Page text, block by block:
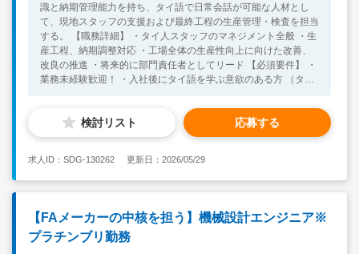
識と納期管理能力を持ち、タイ語で日常会話が可能な人材とし
て、現地スタッフの支援および最終工程の生産管理・検査を担当
する。 【職務詳細】 ・タイ人スタッフのマネジメント全般 ・生
産工程、納期調整対応 ・工場全体の生産性向上に向けた改善、
改良の推進 ・将来的に部門責任者としてリード 【必須要件】 ・
業務未経験歓迎！ ・入社後にタイ語を学ぶ意欲のある方 （タイ
び加工工程の知識をお持ちの方 ・ 納期管理などの生産管理業務
が可能 ・タイで長期就業を目指している方
検討リスト 応募する
求人ID：SDG-130262 更新日：2026/05/29
【FAメーカーの中核を担う】機械設計エンジニア※
プラチンブリ勤務